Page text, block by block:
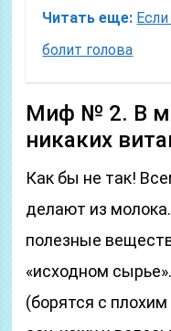
Читать еще:
болит голова
Миф № 2. В
никаких
Как бы не так!
делают из
полезные
«исходном
(борятся с